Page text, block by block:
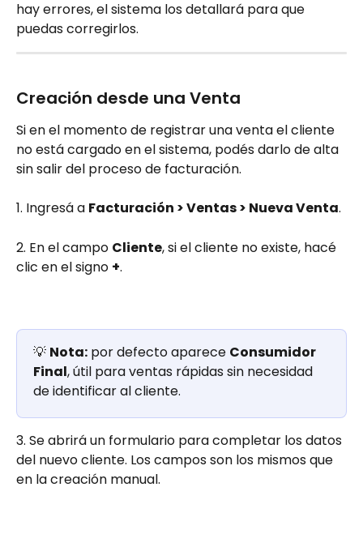
hay errores, el sistema los detallará para que
puedas corregirlos.
Creación desde una Venta
Si en el momento de registrar una venta el cliente
no está cargado en el sistema, podés darlo de alta
sin salir del proceso de facturación.
1. Ingresá a Facturación > Ventas > Nueva Venta.
2. En el campo Cliente, si el cliente no existe, hacé
clic en el signo +.
💡 Nota: por defecto aparece Consumidor
Final, útil para ventas rápidas sin necesidad
de identificar al cliente.
3. Se abrirá un formulario para completar los datos
del nuevo cliente. Los campos son los mismos que
en la creación manual.